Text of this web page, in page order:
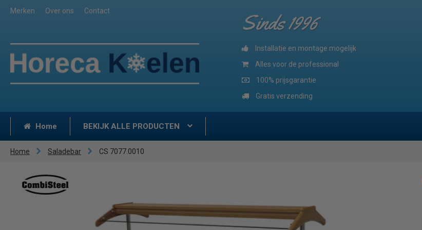
Merken Over ons Contact Sinds 1996
Installatie en montage mogelijk
Alles voor de professional
100% prijsgarantie
Gratis verzending
Home BEKIJK ALLE PRODUCTEN
Home Saladebar CS 7077.0010